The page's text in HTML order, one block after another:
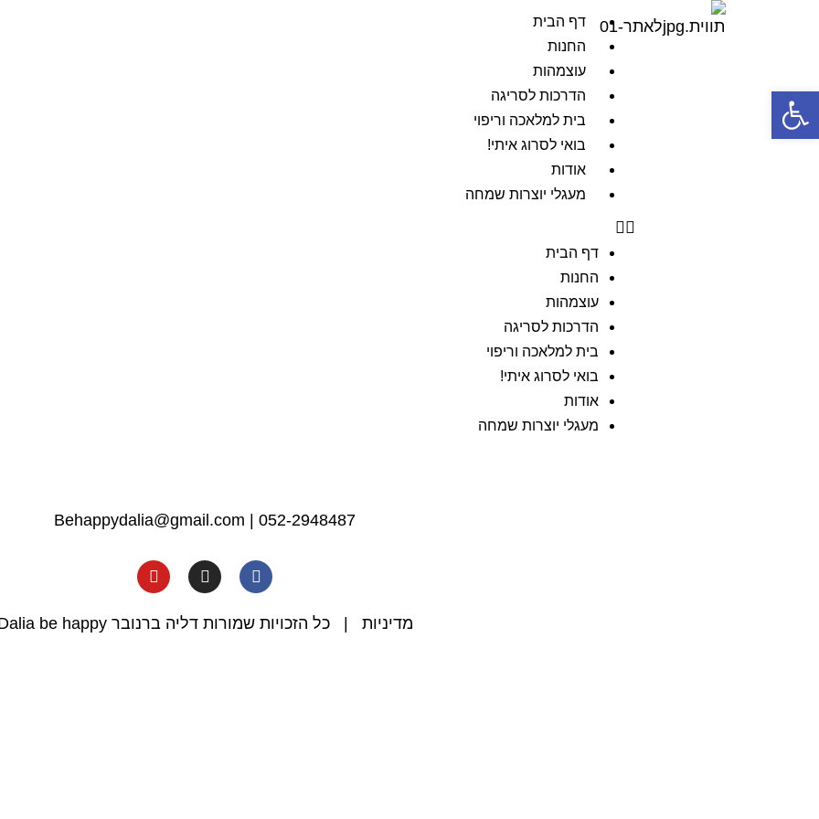
דף הבית
החנות
עוצמהות
הדרכות לסריגה
בית למלאכה וריפוי
בואי לסרוג איתי!
אודות
מעגלי יוצרות שמחה
דף הבית
החנות
עוצמהות
הדרכות לסריגה
בית למלאכה וריפוי
בואי לסרוג איתי!
אודות
מעגלי יוצרות שמחה
Behappydalia@gmail.com 052-2948487
מדיניות | כל הזכויות שמורות דליה ברנובר Dalia be happy
פתח סרגל נגישות